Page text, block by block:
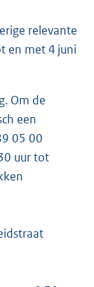
relevante
en met 4 juni
Om de
een
05 00
uur tot